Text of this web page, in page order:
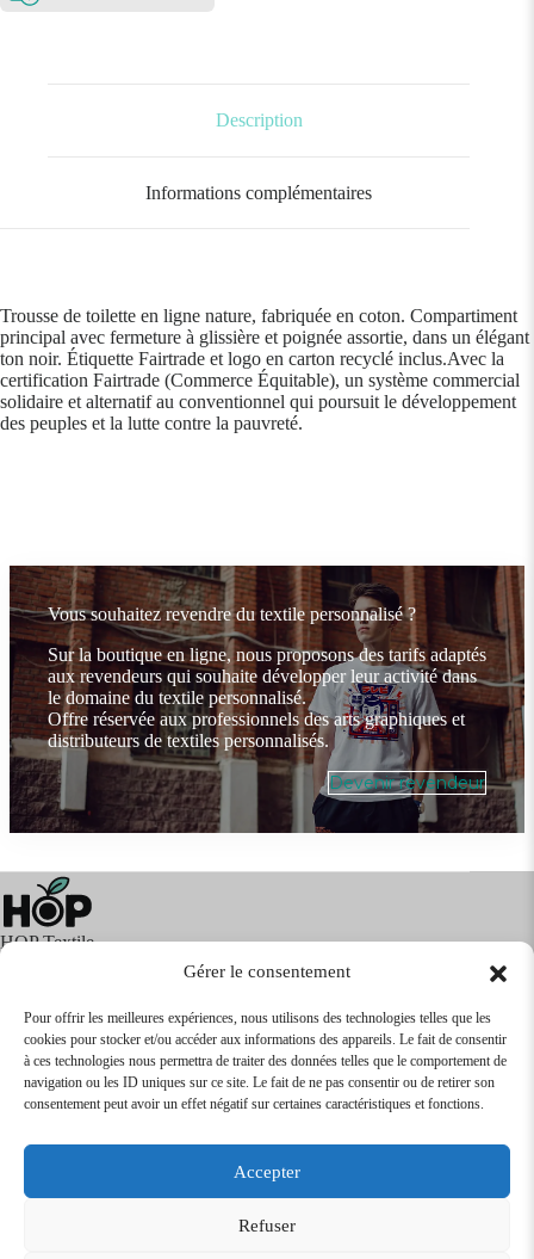
Gérer le consentement
Pour offrir les meilleures expériences, nous utilisons des technologies telles que les
cookies pour stocker et/ou accéder aux informations des appareils. Le fait de consentir
à ces technologies nous permettra de traiter des données telles que le comportement de
navigation ou les ID uniques sur ce site. Le fait de ne pas consentir ou de retirer son
consentement peut avoir un effet négatif sur certaines caractéristiques et fonctions.
Accepter
Refuser
Description
Informations complémentaires
Trousse de toilette en ligne nature, fabriquée en coton. Compartiment
principal avec fermeture à glissière et poignée assortie, dans un élégant
ton noir. Étiquette Fairtrade et logo en carton recyclé inclus.Avec la
certification Fairtrade (Commerce Équitable), un système commercial
solidaire et alternatif au conventionnel qui poursuit le développement
des peuples et la lutte contre la pauvreté.
Vous souhaitez revendre du textile personnalisé ?
Sur la boutique en ligne, nous proposons des tarifs adaptés
aux revendeurs qui souhaite développer leur activité dans
le domaine du textile personnalisé.
Offre réservée aux professionnels des arts graphiques et
distributeurs de textiles personnalisés.
Devenir revendeur
HOP Textile
Textile Articles Publicitaires
Infos
Boutique en ligne
Express 24H
Tarifs Revendeurs